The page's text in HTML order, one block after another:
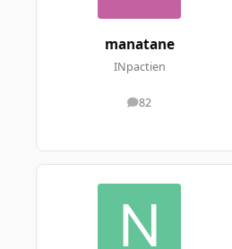
manatane
INpactien
82
messages